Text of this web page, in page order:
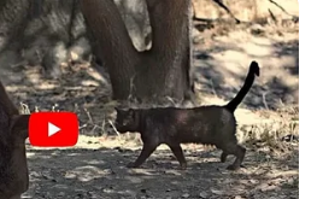
gilt als einer der bedeutendsten
Industriebauten Deutschlands
„umbautes Licht“ oder „Stein
bezeichnet.
www.gg-online.de/html/peter_be
von hjp.